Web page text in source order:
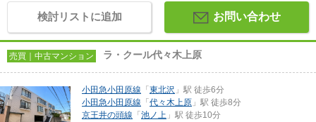
検討リストに追加 お問い合わせ
売買｜中古マンション ラ・クール代々木上原
小田急小田原線 「 東北沢 」駅 徒歩6分
小田急小田原線 「 代々木上原 」駅 徒歩8分
京王井の頭線 「 池ノ上 」駅 徒歩10分